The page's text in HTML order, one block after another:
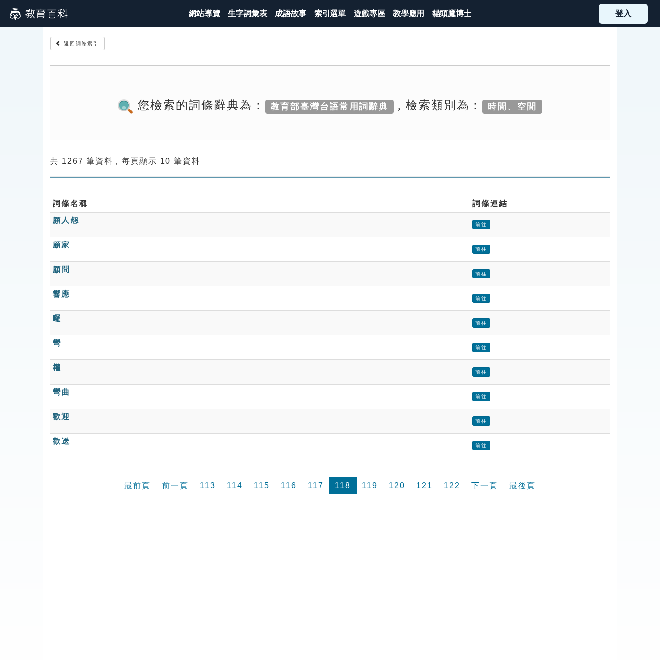
到
主
::: 網站導覽 生字詞彙表 成語故事 索引選單 遊戲專區 教學應用 貓頭鷹博士 登入
:::
返回詞條索引
您檢索的詞條辭典為： 教育部臺灣台語常用詞辭典 , 檢索類別為： 時間、空間
共 1267 筆資料，每頁顯示 10 筆資料
詞條名稱
詞條連結
顧人怨
前往
顧家
前往
顧問
前往
響應
前往
囉
前往
彎
前往
權
前往
彎曲
前往
歡迎
前往
歡送
前往
最前頁 前一頁 113 114 115 116 117 118 119 120 121 122 下一頁 最後頁